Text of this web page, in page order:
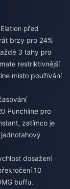
před
brzy pro 24%
3 tahy pro
restriktivnější
místo používání
Punchline pro
zatímco je
dosažení
10
buffu.